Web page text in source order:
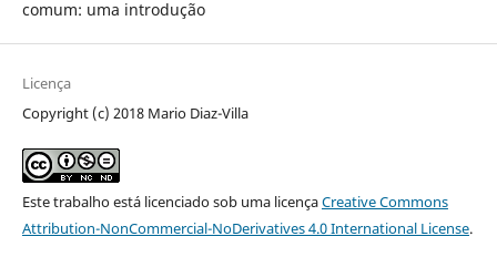
comum: uma introdução
Licença
Copyright (c) 2018 Mario Diaz-Villa
Este trabalho está licenciado sob uma licençaCreative Commons
Attribution-NonCommercial-NoDerivatives 4.0 International License.